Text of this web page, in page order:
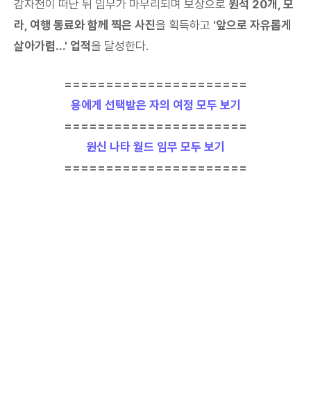
감자전이 떠난 뒤 임무가 마무리되며 보상으로 원석 20개, 모
라, 여행 동료와 함께 찍은 사진을 획득하고 '앞으로 자유롭게
살아가렴...' 업적을 달성한다.
======================
용에게 선택받은 자의 여정 모두 보기
======================
원신 나타 월드 임무 모두 보기
======================